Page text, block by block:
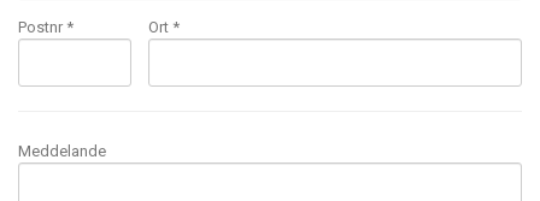
Postnr * Ort *
Meddelande